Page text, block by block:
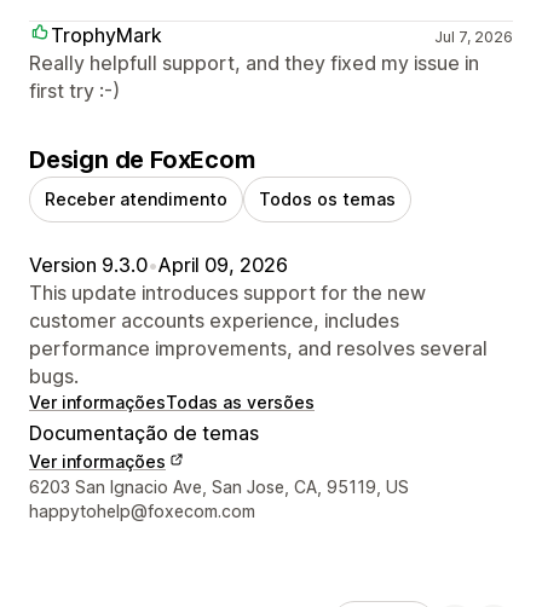
TrophyMark
Jul 7, 2026
Really helpfull support, and they fixed my issue in
first try :-)
Design de FoxEcom
Receber atendimento Todos os temas
Version 9.3.0•April 09, 2026
This update introduces support for the new
customer accounts experience, includes
performance improvements, and resolves several
bugs.
Ver informaçõesTodas as versões
Documentação de temas
Ver informações
Informações de contato do designer
6203 San Ignacio Ave, San Jose, CA, 95119, US
happytohelp@foxecom.com